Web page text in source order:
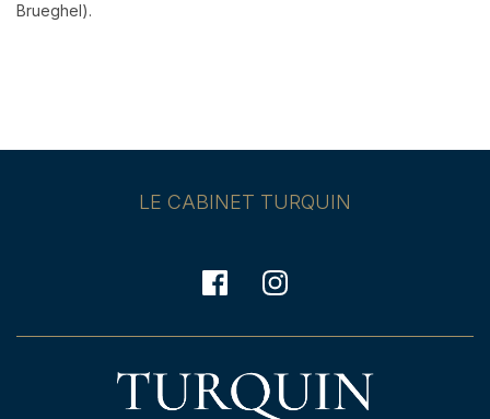
Brueghel).
LE CABINET TURQUIN